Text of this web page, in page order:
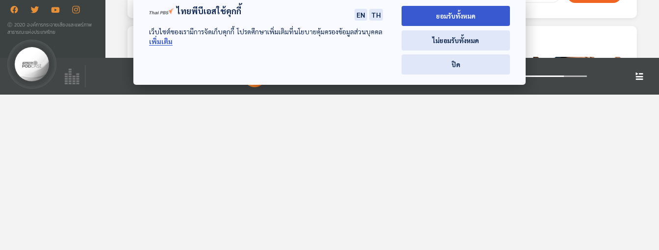
Ⓒ 2020 องค์การกระจายเสียงและแพร่ภาพ
สาธารณะแห่งประเทศไทย
ตอนถัดไป
00:00:00
ไทยพีบีเอสใช้คุกกี้ EN
TH
เว็บไซต์ของเรามีการจัดเก็บคุกกี้ โปรดศึกษาเพิ่มเติมที่นโยบายคุ้มครองข้อมูลส่วนบุคคล
เพิ่มเติม
ยอมรับทั้งหมด
ไม่ยอมรับทั้งหมด
ปิด